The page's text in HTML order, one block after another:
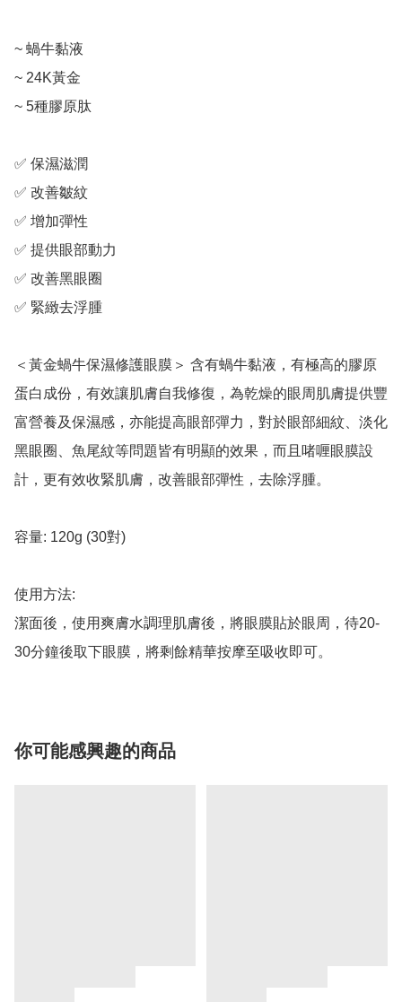
~ 蝸牛黏液
~ 24K黃金
~ 5種膠原肽
✅ 保濕滋潤
✅ 改善皺紋
✅ 增加彈性
✅ 提供眼部動力
✅ 改善黑眼圈
✅ 緊緻去浮腫
＜黃金蝸牛保濕修護眼膜＞ 含有蝸牛黏液，有極高的膠原
蛋白成份，有效讓肌膚自我修復，為乾燥的眼周肌膚提供豐
富營養及保濕感，亦能提高眼部彈力，對於眼部細紋、淡化
黑眼圈、魚尾紋等問題皆有明顯的效果，而且啫喱眼膜設
計，更有效收緊肌膚，改善眼部彈性，去除浮腫。
容量: 120g (30對)
使用方法:
潔面後，使用爽膚水調理肌膚後，將眼膜貼於眼周，待20-
30分鐘後取下眼膜，將剩餘精華按摩至吸收即可。
你可能感興趣的商品